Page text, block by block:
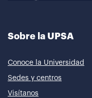
Sobre la UPSA
Conoce la Universidad
Sedes y centros
Visítanos